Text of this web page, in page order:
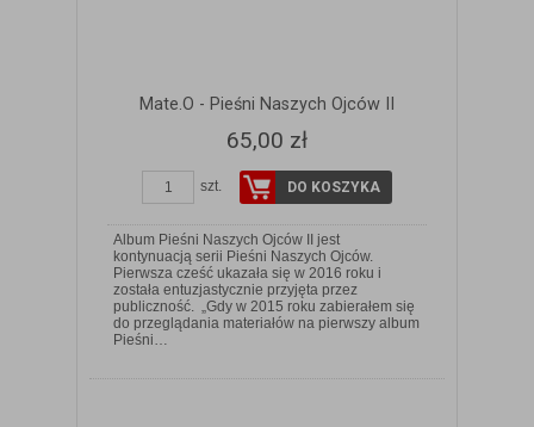
Mate.O - Pieśni Naszych Ojców II
65,00 zł
szt. DO KOSZYKA
Album Pieśni Naszych Ojców II jest
kontynuacją serii Pieśni Naszych Ojców.
Pierwsza cześć ukazała się w 2016 roku i
została entuzjastycznie przyjęta przez
publiczność. „Gdy w 2015 roku zabierałem się
do przeglądania materiałów na pierwszy album
Pieśni…
ZOBACZ SZCZEGÓŁY